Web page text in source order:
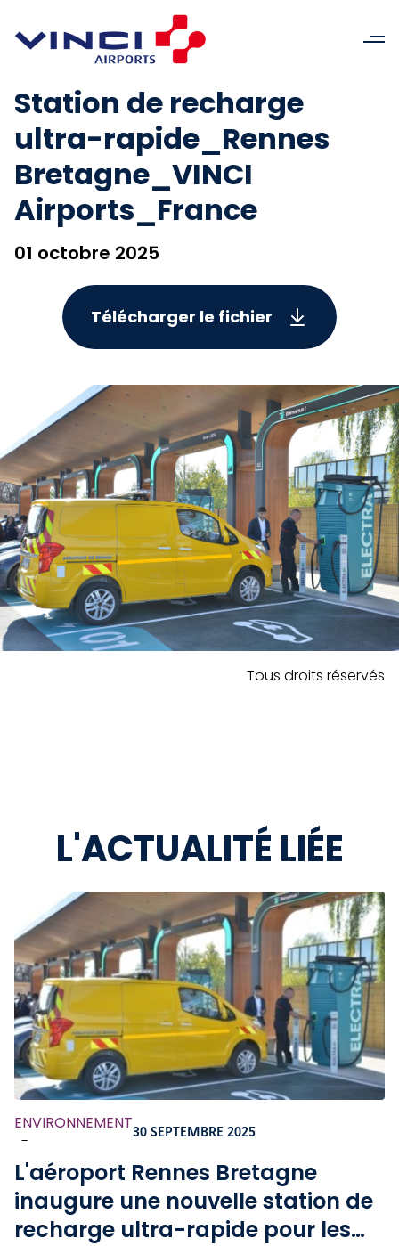
Station de recharge
ultra-rapide_Rennes
Bretagne_VINCI
Airports_France
01 octobre 2025
Télécharger le fichier
Tous droits réservés
L'ACTUALITÉ LIÉE
ENVIRONNEMENT
-
30 SEPTEMBRE 2025
L'aéroport Rennes Bretagne
inaugure une nouvelle station de
recharge ultra-rapide pour les